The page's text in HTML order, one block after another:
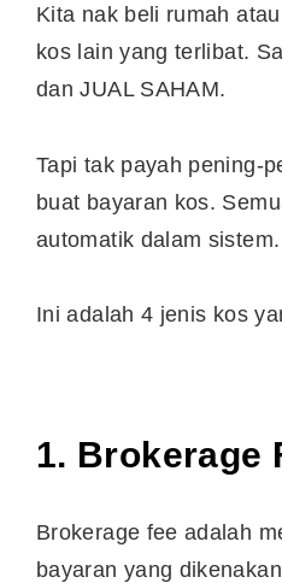
Kita nak beli rumah
kos lain yang terlibat.
dan JUAL SAHAM.
Tapi tak payah pening-
buat bayaran kos.
automatik dalam sistem.
Ini adalah 4 jenis kos
1. Brokerage
Brokerage fee adalah
bayaran yang